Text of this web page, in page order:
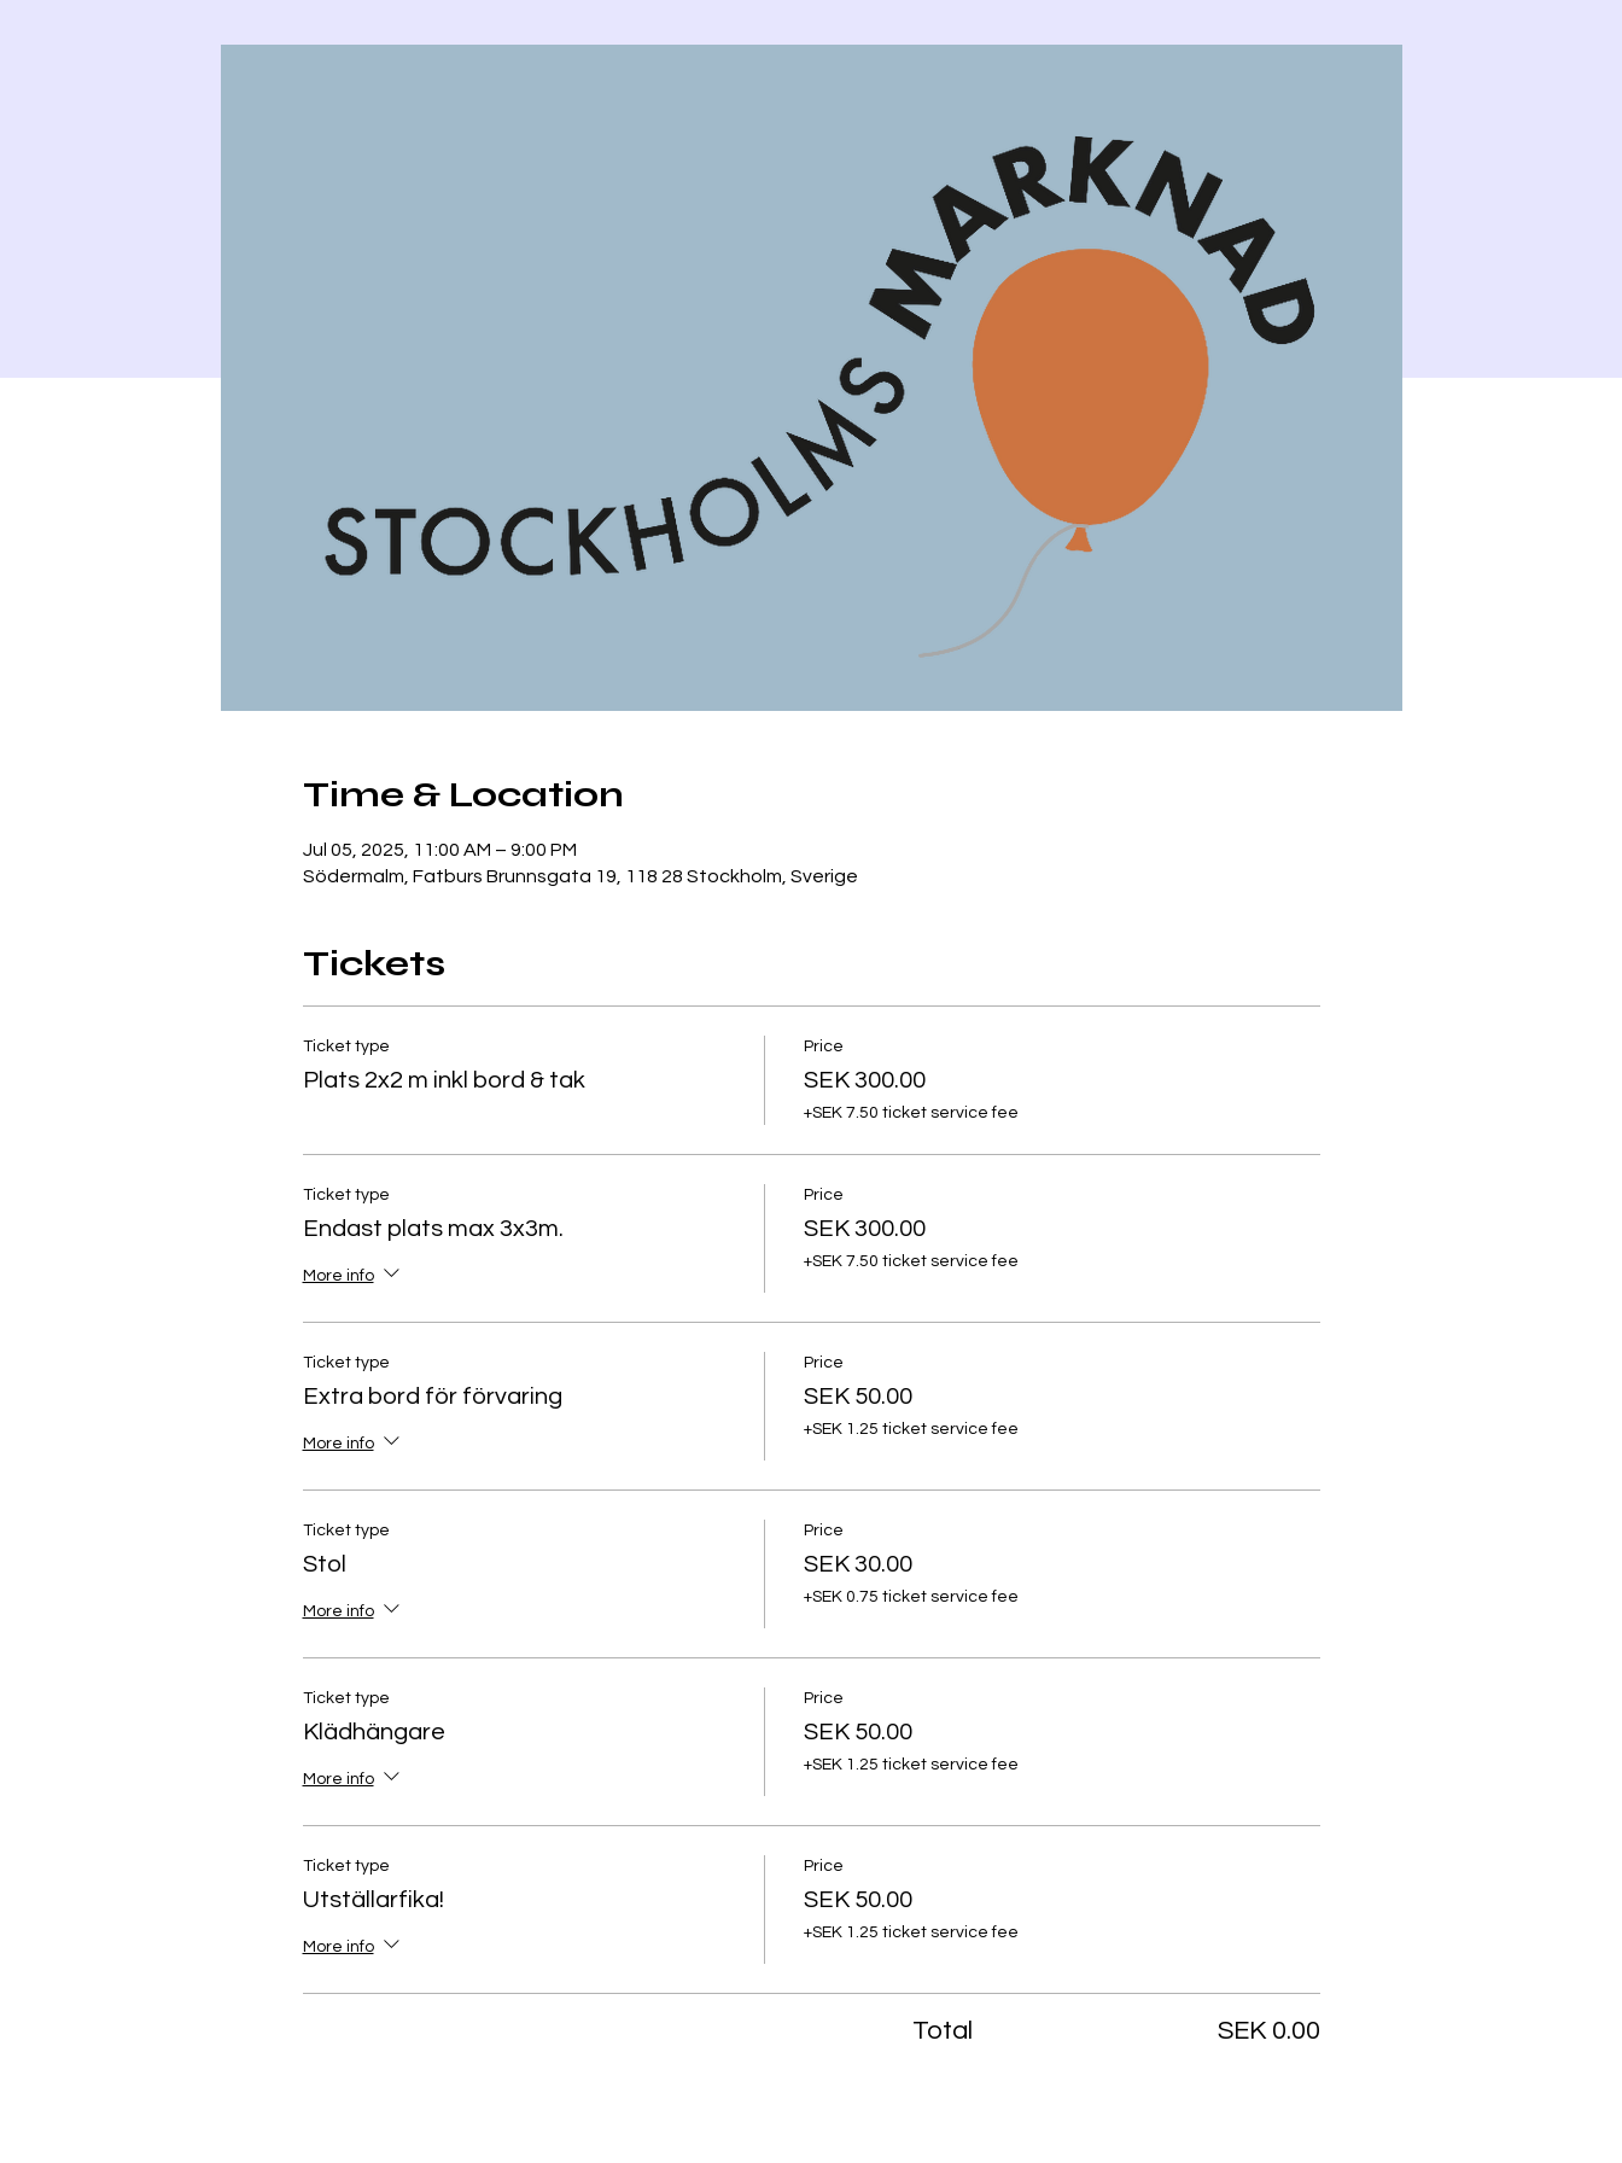
Time & Location
Jul 05, 2025, 11:00 AM – 9:00 PM
Södermalm, Fatburs Brunnsgata 19, 118 28 Stockholm, Sverige
Tickets
Ticket type
Plats 2x2 m inkl bord & tak
Price
SEK 300.00
+SEK 7.50 ticket service fee
Ticket type
Endast plats max 3x3m.
More info
Price
SEK 300.00
+SEK 7.50 ticket service fee
Ticket type
Extra bord för förvaring
More info
Price
SEK 50.00
+SEK 1.25 ticket service fee
Ticket type
Stol
More info
Price
SEK 30.00
+SEK 0.75 ticket service fee
Ticket type
Klädhängare
More info
Price
SEK 50.00
+SEK 1.25 ticket service fee
Ticket type
Utställarfika!
More info
Price
SEK 50.00
+SEK 1.25 ticket service fee
Total SEK 0.00